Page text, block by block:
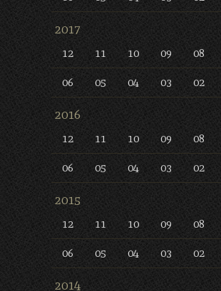
2017
12 11 10 09 08
06 05 04 03 02
2016
12 11 10 09 08
06 05 04 03 02
2015
12 11 10 09 08
06 05 04 03 02
2014